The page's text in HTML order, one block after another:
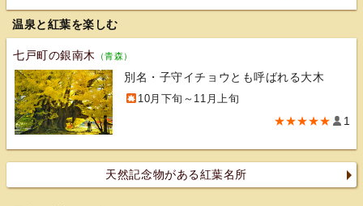
温泉と紅葉を楽しむ
七戸町の銀南木 （青森）
別名・子守イチョウとも呼ばれる大木
10月下旬～11月上旬
★★★★★ 1
天然記念物がある紅葉名所